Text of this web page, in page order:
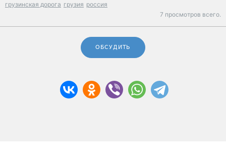
грузинская дорога грузия россия
7 просмотров всего.
ОБСУДИТЬ